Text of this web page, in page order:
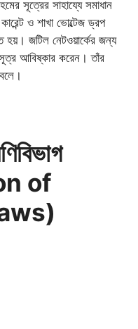
সূত্রের সাহায্যে সমাধান
ও শাখা ভোল্টেজ ড্রপ
হয়। জটিল নেটওয়ার্কের জন্য
সূত্র আবিষ্কার করেন। তাঁর
of